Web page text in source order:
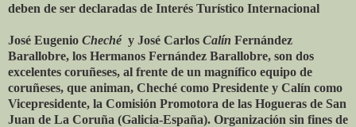
deben de ser declaradas de Interés Turístico Internacional
José Eugenio Chechéy José Carlos Calín Fernández
Barallobre, los Hermanos Fernández Barallobre, son dos
excelentes coruñeses, al frente de un magnífico equipo de
coruñeses, que animan, Cheché como Presidente y Calín como
Vicepresidente, la Comisión Promotora de las Hogueras de San
Juan de La Coruña (Galicia-España). Organización sin fines de